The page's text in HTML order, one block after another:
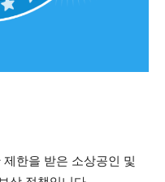
한을 받은 소상공인 및